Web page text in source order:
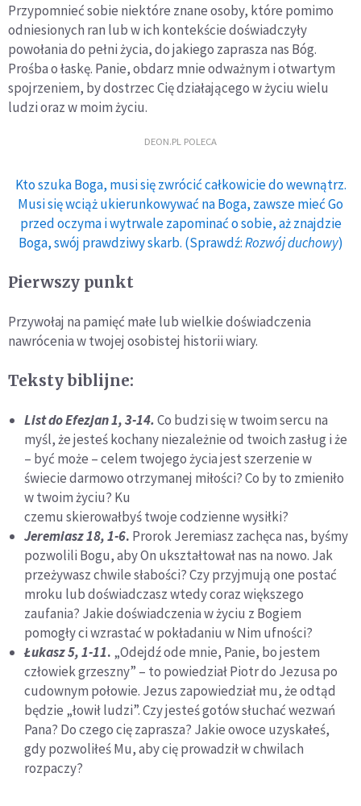
Przypomnieć sobie niektóre znane osoby, które pomimo
odniesionych ran lub w ich kontekście doświadczyły
powołania do pełni życia, do jakiego zaprasza nas Bóg.
Prośba o łaskę. Panie, obdarz mnie odważnym i otwartym
spojrzeniem, by dostrzec Cię działającego w życiu wielu
ludzi oraz w moim życiu.
DEON.PL POLECA
Kto szuka Boga, musi się zwrócić całkowicie do wewnątrz.
Musi się wciąż ukierunkowywać na Boga, zawsze mieć Go
przed oczyma i wytrwale zapominać o sobie, aż znajdzie
Boga, swój prawdziwy skarb. (Sprawdź:Rozwój duchowy)
Pierwszy punkt
Przywołaj na pamięć małe lub wielkie doświadczenia
nawrócenia w twojej osobistej historii wiary.
Teksty biblijne:
List do Efezjan 1, 3-14.Co budzi się w twoim sercu na
myśl, że jesteś kochany niezależnie od twoich zasług i że
– być może – celem twojego życia jest szerzenie w
świecie darmowo otrzymanej miłości? Co by to zmieniło
w twoim życiu? Ku
czemu skierowałbyś twoje codzienne wysiłki?
Jeremiasz 18, 1-6. Prorok Jeremiasz zachęca nas, byśmy
pozwolili Bogu, aby On ukształtował nas na nowo. Jak
przeżywasz chwile słabości? Czy przyjmują one postać
mroku lub doświadczasz wtedy coraz większego
zaufania? Jakie doświadczenia w życiu z Bogiem
pomogły ci wzrastać w pokładaniu w Nim ufności?
Łukasz 5, 1-11. „Odejdź ode mnie, Panie, bo jestem
człowiek grzeszny” – to powiedział Piotr do Jezusa po
cudownym połowie. Jezus zapowiedział mu, że odtąd
będzie „łowił ludzi”. Czy jesteś gotów słuchać wezwań
Pana? Do czego cię zaprasza? Jakie owoce uzyskałeś,
gdy pozwoliłeś Mu, aby cię prowadził w chwilach
rozpaczy?